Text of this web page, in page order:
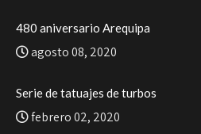
480 aniversario Arequipa
agosto 08, 2020
Serie de tatuajes de turbos
febrero 02, 2020